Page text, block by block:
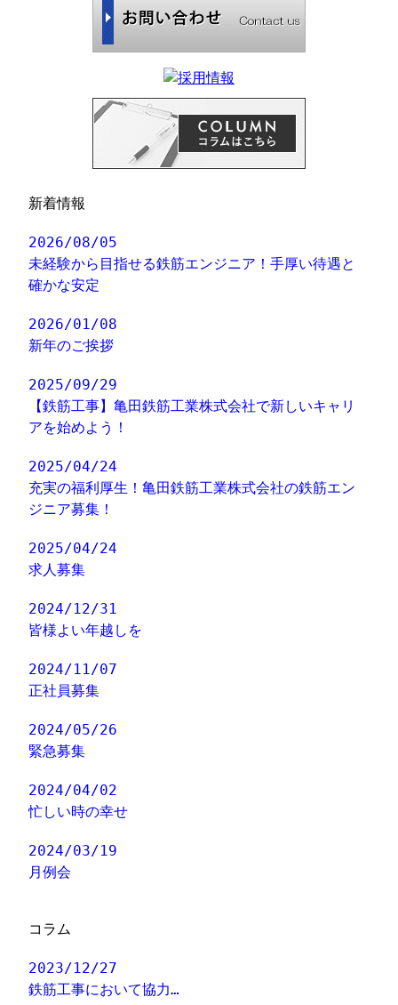
新着情報
2026/08/05
未経験から目指せる鉄筋エンジニア！手厚い待遇と
確かな安定
2026/01/08
新年のご挨拶
2025/09/29
【鉄筋工事】亀田鉄筋工業株式会社で新しいキャリ
アを始めよう！
2025/04/24
充実の福利厚生！亀田鉄筋工業株式会社の鉄筋エン
ジニア募集！
2025/04/24
求人募集
2024/12/31
皆様よい年越しを
2024/11/07
正社員募集
2024/05/26
緊急募集
2024/04/02
忙しい時の幸せ
2024/03/19
月例会
コラム
2023/12/27
鉄筋工事において協力…